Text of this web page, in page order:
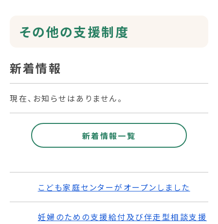
その他の支援制度
新着情報
現在、お知らせはありません。
新着情報一覧
こども家庭センターがオープンしました
妊婦のための支援給付及び伴走型相談支援